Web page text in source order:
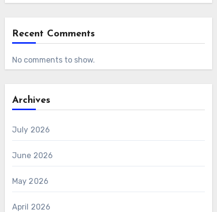
Recent Comments
No comments to show.
Archives
July 2026
June 2026
May 2026
April 2026